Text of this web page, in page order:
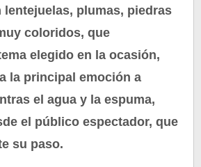
lentejuelas, plumas, piedras
coloridos, que
elegido en la ocasión,
la principal emoción a
el agua y la espuma,
el público espectador, que
su paso.